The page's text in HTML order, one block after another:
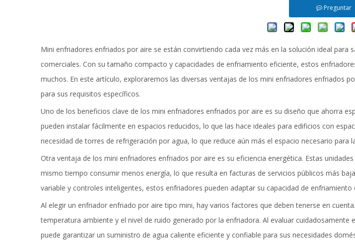
Generador para toda la casa
Ventilador
Regulador de fuego
Torre de enfriamiento
Preguntar
Mini enfriadores enfriados por aire se están convirtiendo cada vez más en la solución ideal para
comerciales. Con su tamaño compacto y capacidades de enfriamiento eficiente, estos
muchos. En este artículo, exploraremos las diversas ventajas de los mini enfriadores enfriados
para sus requisitos específicos.
Uno de los beneficios clave de los mini enfriadores enfriados por aire es su diseño que ahorra
pueden instalar fácilmente en espacios reducidos, lo que las hace ideales para edificios con
necesidad de torres de refrigeración por agua, lo que reduce aún más el espacio necesario para
Otra ventaja de los mini enfriadores enfriados por aire es su eficiencia energética. Estas
mismo tiempo consumir menos energía, lo que resulta en facturas de servicios públicos más
variable y controles inteligentes, estos enfriadores pueden adaptar su capacidad de
Al elegir un enfriador enfriado por aire tipo mini, hay varios factores que deben tenerse en
temperatura ambiente y el nivel de ruido generado por la enfriadora. Al evaluar
puede garantizar un suministro de agua caliente eficiente y confiable para sus necesidades